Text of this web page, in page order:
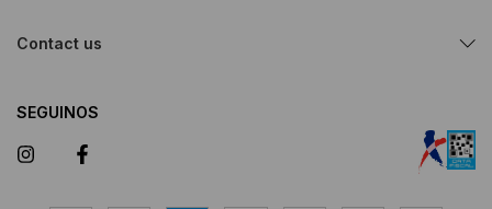
Contact us
SEGUINOS